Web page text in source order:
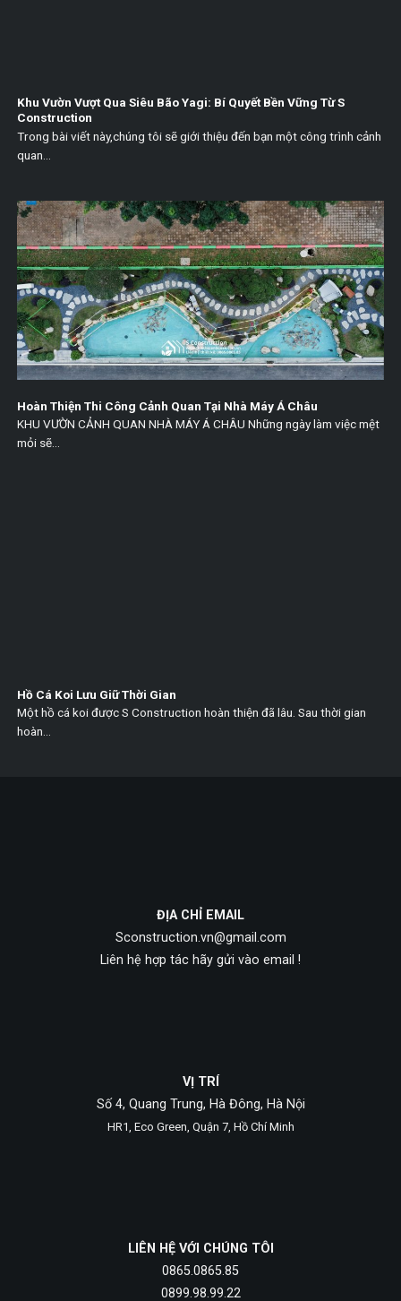
Khu Vườn Vượt Qua Siêu Bão Yagi: Bí Quyết Bền Vững Từ S
Construction
Trong bài viết này,chúng tôi sẽ giới thiệu đến bạn một công trình cảnh
quan...
Hoàn Thiện Thi Công Cảnh Quan Tại Nhà Máy Á Châu
KHU VƯỜN CẢNH QUAN NHÀ MÁY Á CHÂU Những ngày làm việc mệt
mỏi sẽ...
Hồ Cá Koi Lưu Giữ Thời Gian
Một hồ cá koi được S Construction hoàn thiện đã lâu. Sau thời gian
hoàn...
ĐỊA CHỈ EMAIL
Sconstruction.vn@gmail.com
Liên hệ hợp tác hãy gửi vào email !
VỊ TRÍ
Số 4, Quang Trung, Hà Đông, Hà Nội
HR1, Eco Green, Quận 7, Hồ Chí Minh
LIÊN HỆ VỚI CHÚNG TÔI
0865.0865.85
0899.98.99.22